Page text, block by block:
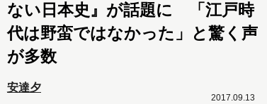
ない日本史』が話題に 「江戸時
代は野蛮ではなかった」と驚く声
が多数
安達夕
2017.09.13